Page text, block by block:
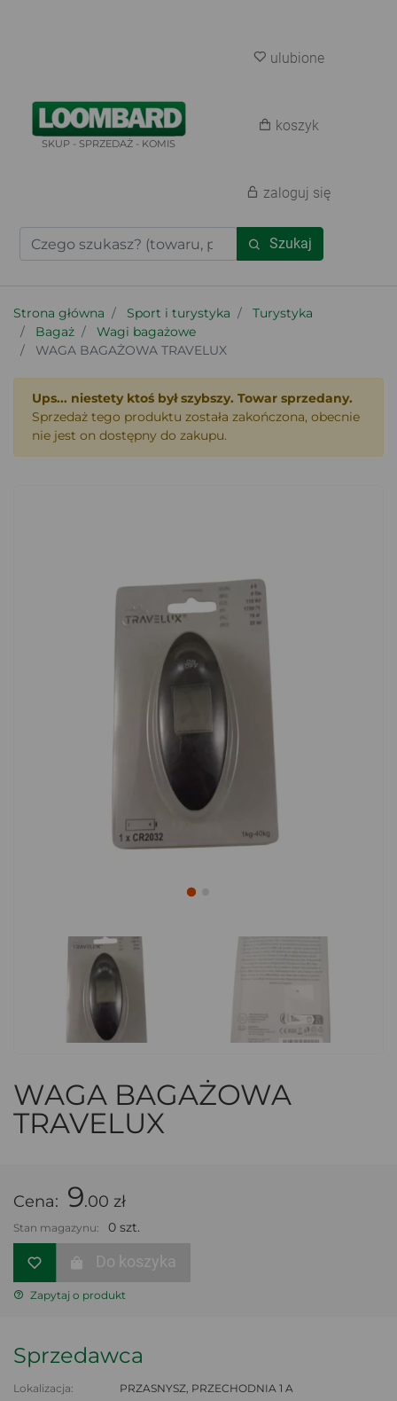
SKUP - SPRZEDAŻ - KOMIS
Szukaj
ulubione
koszyk
zaloguj się
Strona główna Sport i turystyka
Turystyka
Bagaż
Wagi bagażowe
WAGA BAGAŻOWA TRAVELUX
Ups... niestety ktoś był szybszy. Towar sprzedany.
Sprzedaż tego produktu została zakończona, obecnie
nie jest on dostępny do zakupu.
WAGA BAGAŻOWA
TRAVELUX
Cena: 9.00 zł
Stan magazynu: 0 szt.
Do koszyka
Zapytaj o produkt
Sprzedawca
Lokalizacja:
PRZASNYSZ, PRZECHODNIA 1 A